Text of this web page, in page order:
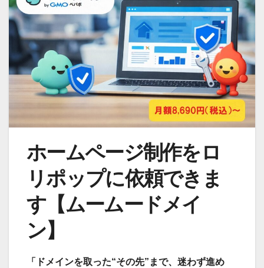
ホームページ制作をロ
リポップに依頼できま
す【ムームードメイ
ン】
「ドメインを取った“その先”まで、迷わず進め